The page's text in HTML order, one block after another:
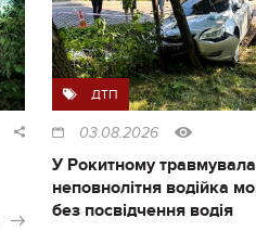
ДТП
03.08.2026
У Рокитному
неповнолітня водійка
без посвідчення водія